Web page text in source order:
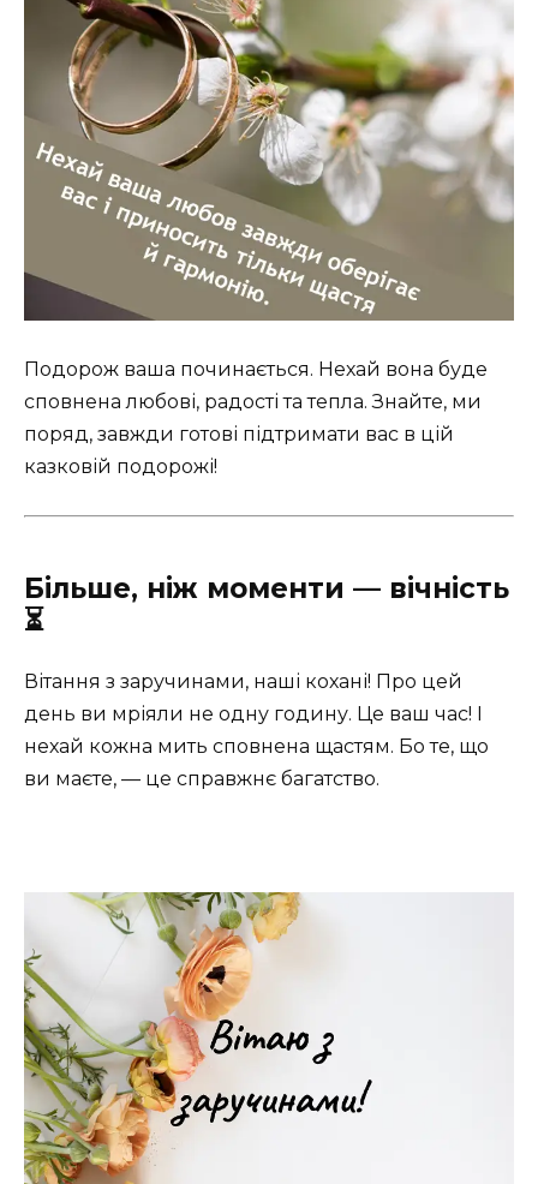
Подорож ваша починається. Нехай вона буде
сповнена любові, радості та тепла. Знайте, ми
поряд, завжди готові підтримати вас в цій
казковій подорожі!
Більше, ніж моменти — вічність
⏳
Вітання з заручинами, наші кохані! Про цей
день ви мріяли не одну годину. Це ваш час! І
нехай кожна мить сповнена щастям. Бо те, що
ви маєте, — це справжнє багатство.